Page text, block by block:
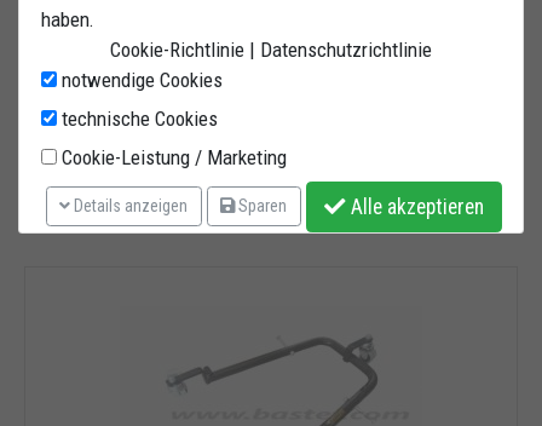
Pedana parcheggio anteriore
Pedana parcheggio moto con funzionamento basculante. Permette di
parcheggiare la ...
COMPRA ORA DETTAGLI
haben.
Cookie-Richtlinie | Datenschutzrichtlinie
notwendige Cookies
technische Cookies
Cookie-Leistung / Marketing
Details anzeigen Sparen Alle akzeptieren